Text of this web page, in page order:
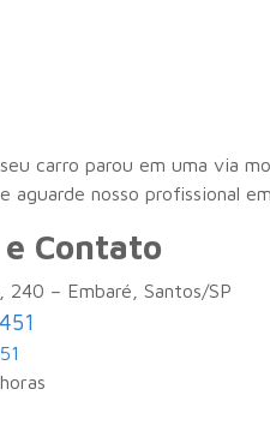
carro parou em uma via
aguarde nosso profissional
e Contato
240 – Embaré, Santos/SP